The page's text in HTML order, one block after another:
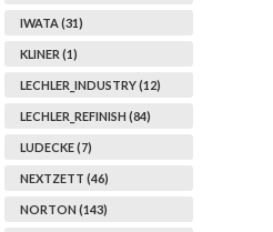
IWATA (31)
KLINER (1)
LECHLER_INDUSTRY (12)
LECHLER_REFINISH (84)
LUDECKE (7)
NEXTZETT (46)
NORTON (143)